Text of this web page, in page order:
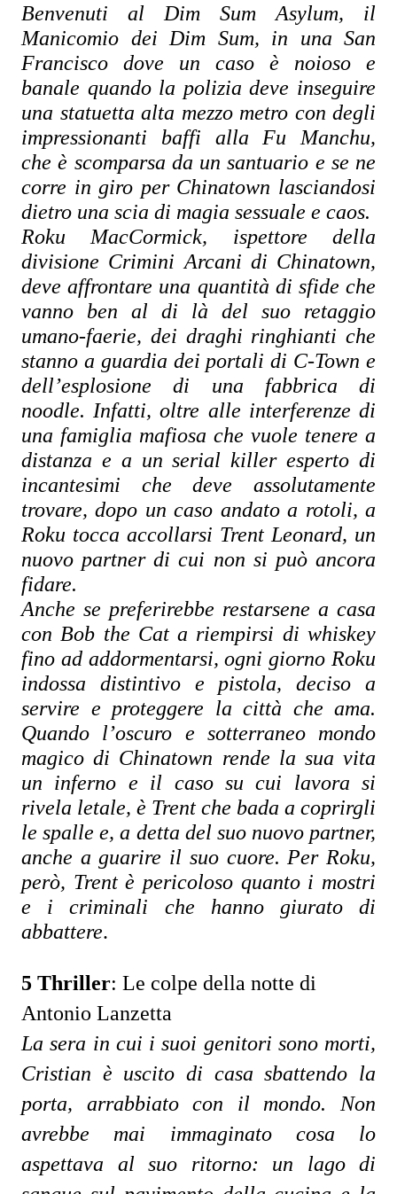
Benvenuti al Dim Sum Asylum, il
Manicomio dei Dim Sum, in una San
Francisco dove un caso è noioso e
banale quando la polizia deve inseguire
una statuetta alta mezzo metro con degli
impressionanti baffi alla Fu Manchu,
che è scomparsa da un santuario e se ne
corre in giro per Chinatown lasciandosi
dietro una scia di magia sessuale e caos.
Roku MacCormick, ispettore della
divisione Crimini Arcani di Chinatown,
deve affrontare una quantità di sfide che
vanno ben al di là del suo retaggio
umano-faerie, dei draghi ringhianti che
stanno a guardia dei portali di C-Town e
dell’esplosione di una fabbrica di
noodle. Infatti, oltre alle interferenze di
una famiglia mafiosa che vuole tenere a
distanza e a un serial killer esperto di
incantesimi che deve assolutamente
trovare, dopo un caso andato a rotoli, a
Roku tocca accollarsi Trent Leonard, un
nuovo partner di cui non si può ancora
fidare.
Anche se preferirebbe restarsene a casa
con Bob the Cat a riempirsi di whiskey
fino ad addormentarsi, ogni giorno Roku
indossa distintivo e pistola, deciso a
servire e proteggere la città che ama.
Quando l’oscuro e sotterraneo mondo
magico di Chinatown rende la sua vita
un inferno e il caso su cui lavora si
rivela letale, è Trent che bada a coprirgli
le spalle e, a detta del suo nuovo partner,
anche a guarire il suo cuore. Per Roku,
però, Trent è pericoloso quanto i mostri
e i criminali che hanno giurato di
abbattere.
5 Thriller: Le colpe della notte di
Antonio Lanzetta
La sera in cui i suoi genitori sono morti,
Cristian è uscito di casa sbattendo la
porta, arrabbiato con il mondo. Non
avrebbe mai immaginato cosa lo
aspettava al suo ritorno: un lago di